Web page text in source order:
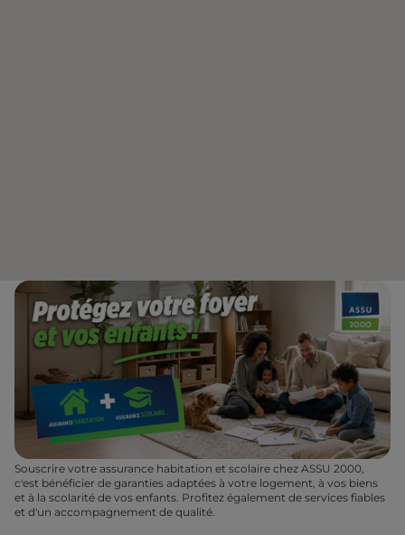
Souscrire votre assurance habitation et scolaire chez ASSU 2000,
c'est bénéficier de garanties adaptées à votre logement, à vos biens
et à la scolarité de vos enfants. Profitez également de services fiables
et d'un accompagnement de qualité.